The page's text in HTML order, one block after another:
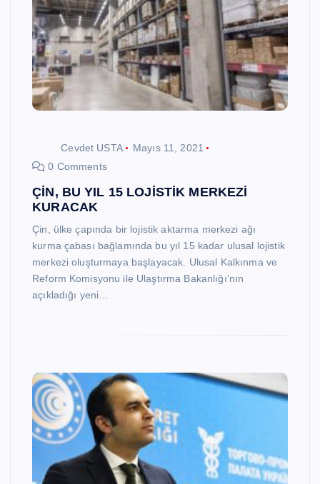
Cevdet USTA
Mayıs 11, 2021
0 Comments
ÇİN, BU YIL 15 LOJİSTİK MERKEZİ
KURACAK
Çin, ülke çapında bir lojistik aktarma merkezi ağı
kurma çabası bağlamında bu yıl 15 kadar ulusal lojistik
merkezi oluşturmaya başlayacak. Ulusal Kalkınma ve
Reform Komisyonu ile Ulaştırma Bakanlığı’nın
açıkladığı yeni…